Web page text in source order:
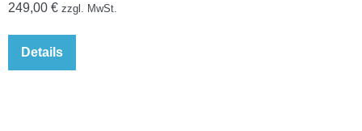
249,00 € zzgl. MwSt.
Details